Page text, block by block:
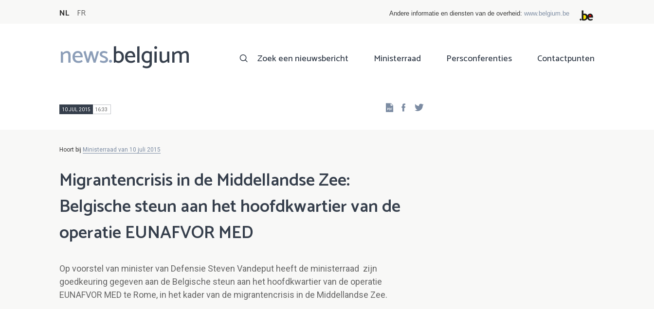
NL FR Andere informatie en diensten van de overheid: www.belgium.be
news.belgium
Main
navigation
Zoek een nieuwsbericht Ministerraad Persconferenties Contactpunten
10 JUL 2015 16:33 Facebook
Hoort bij Ministerraad van 10 juli 2015
Migrantencrisis in de Middellandse Zee:
Belgische steun aan het hoofdkwartier van de
operatie EUNAFVOR MED
Op voorstel van minister van Defensie Steven Vandeput heeft de ministerraad zijn
goedkeuring gegeven aan de Belgische steun aan het hoofdkwartier van de operatie
EUNAFVOR MED te Rome, in het kader van de migrantencrisis in de Middellandse Zee.